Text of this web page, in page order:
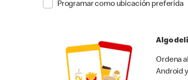
Programar como ubicación preferida
Algo
Ordena
Android